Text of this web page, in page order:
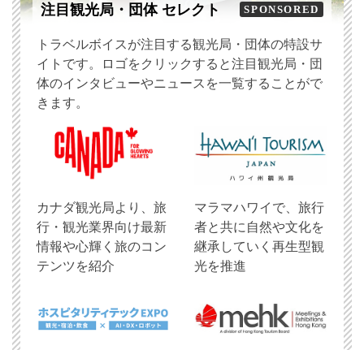
注目観光局・団体 セレクト SPONSORED
トラベルボイスが注目する観光局・団体の特設サ
イトです。ロゴをクリックすると注目観光局・団
体のインタビューやニュースを一覧することがで
きます。
​カナダ観光局より、旅
行・観光業界向け最新
情報や心輝く旅のコン
テンツを紹介
マラマハワイで、旅行
者と共に自然や文化を
継承していく再生型観
光を推進